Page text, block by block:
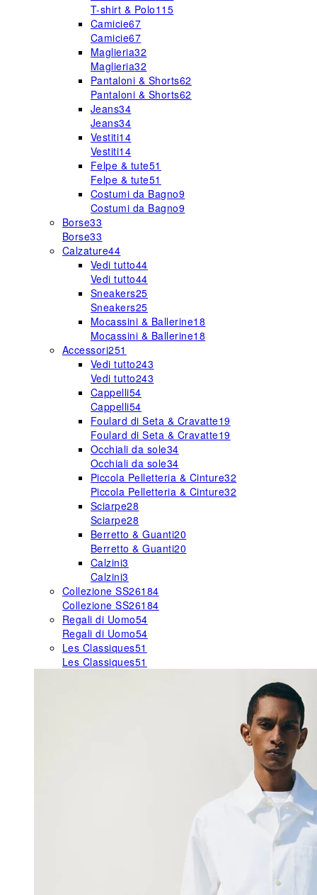
T-shirt & Polo115
Camicie67
Camicie67
Maglieria32
Maglieria32
Pantaloni & Shorts62
Pantaloni & Shorts62
Jeans34
Jeans34
Vestiti14
Vestiti14
Felpe & tute51
Felpe & tute51
Costumi da Bagno9
Costumi da Bagno9
Borse33
Borse33
Calzature44
Vedi tutto44
Vedi tutto44
Sneakers25
Sneakers25
Mocassini & Ballerine18
Mocassini & Ballerine18
Accessori251
Vedi tutto243
Vedi tutto243
Cappelli54
Cappelli54
Foulard di Seta & Cravatte19
Foulard di Seta & Cravatte19
Occhiali da sole34
Occhiali da sole34
Piccola Pelletteria & Cinture32
Piccola Pelletteria & Cinture32
Sciarpe28
Sciarpe28
Berretto & Guanti20
Berretto & Guanti20
Calzini3
Calzini3
Collezione SS26184
Collezione SS26184
Regali di Uomo54
Regali di Uomo54
Les Classiques51
Les Classiques51